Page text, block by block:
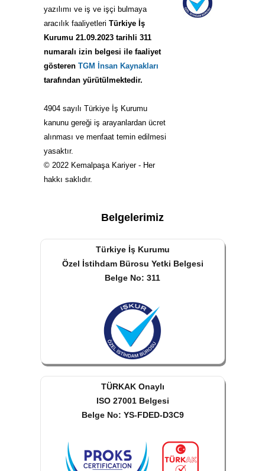
yazılımı ve iş ve işçi bulmaya
aracılık faaliyetleri Türkiye İş
Kurumu 21.09.2023 tarihli 311
numaralı izin belgesi ile faaliyet
gösteren TGM İnsan Kaynakları
tarafından yürütülmektedir.
4904 sayılı Türkiye İş Kurumu
kanunu gereği iş arayanlardan ücret
alınması ve menfaat temin edilmesi
yasaktır.
© 2022 Kemalpaşa Kariyer - Her
hakkı saklıdır.
Belgelerimiz
Türkiye İş Kurumu
Özel İstihdam Bürosu Yetki Belgesi
Belge No: 311
TÜRKAK Onaylı
ISO 27001 Belgesi
Belge No: YS-FDED-D3C9